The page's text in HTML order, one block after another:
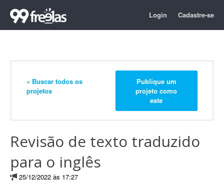
Login Cadastre-se
« Buscar todos os
projetos
Publique um
projeto como
este
Revisão de texto traduzido
para o inglês
25/12/2022 às 17:27